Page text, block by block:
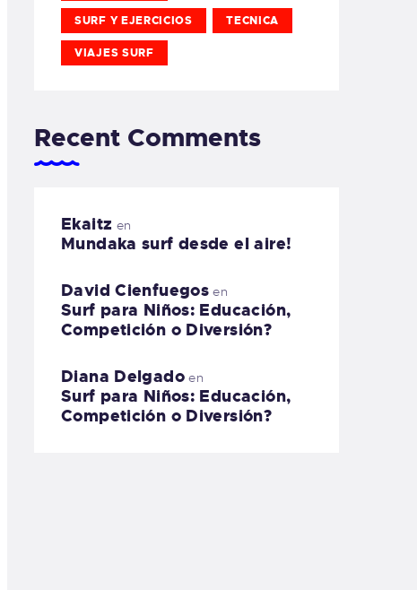
SURF Y EJERCICIOS TECNICA
VIAJES SURF
Recent Comments
Ekaitz en
Mundaka surf desde el aire!
David Cienfuegos en
Surf para Niños: Educación,
Competición o Diversión?
Diana Delgadoen
Surf para Niños: Educación,
Competición o Diversión?